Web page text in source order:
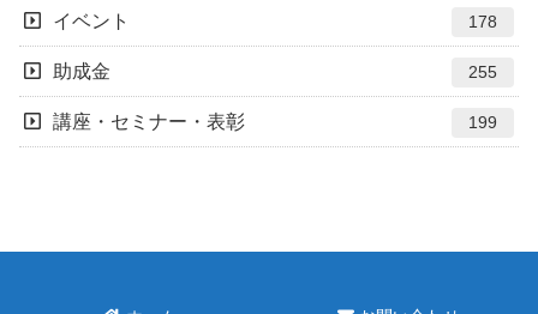
イベント 178
助成金 255
講座・セミナー・表彰 199